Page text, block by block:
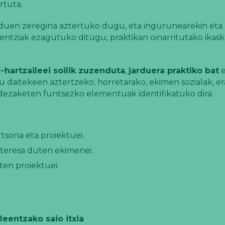
zeregina aztertuko dugu, eta ingurunearekin eta
ezagutuko ditugu, praktikan oinarritutako
hartzaileei soilik zuzenduta, jarduera praktiko bat
aztertzeko; horretarako, ekimen sozialak,
funtsezko elementuak identifikatuko dira.
eta proiektuei.
duten ekimenei.
proiektuei.
saio itxia